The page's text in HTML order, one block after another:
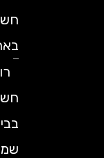
חשבון
באריאל
רואה
חשבון
בבית
שמש